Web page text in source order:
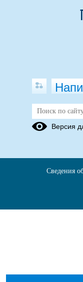
График
Версия
Сведения